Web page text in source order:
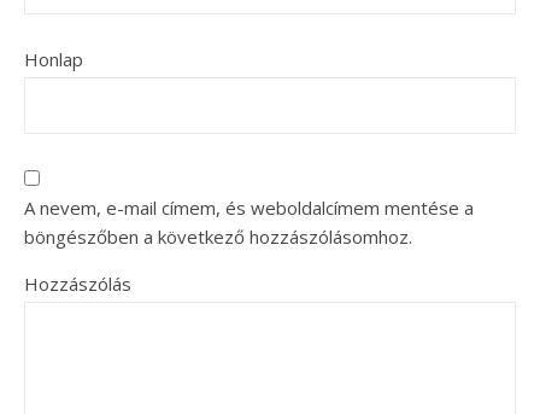
Honlap
A nevem, e-mail címem, és weboldalcímem mentése a
böngészőben a következő hozzászólásomhoz.
Hozzászólás